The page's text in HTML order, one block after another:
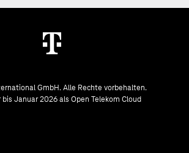
GmbH. Alle Rechte vorbehalten.
bis Januar 2026 als Open Telekom Cloud